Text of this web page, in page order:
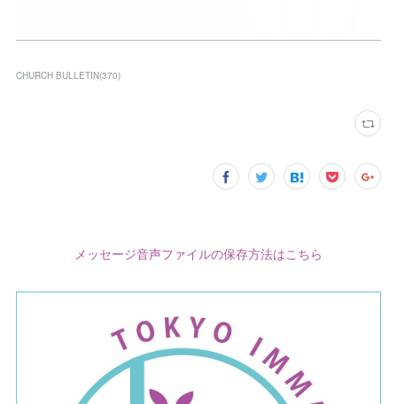
CHURCH BULLETIN(370)
メッセージ音声ファイルの保存方法はこちら